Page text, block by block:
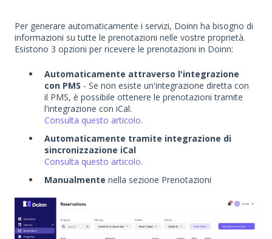
Per generare automaticamente i servizi, Doinn ha bisogno di
informazioni su tutte le prenotazioni nelle vostre proprietà.
Esistono 3 opzioni per ricevere le prenotazioni in Doinn:
Automaticamente attraverso l'integrazione
con PMS - Se non esiste un'integrazione diretta con
il PMS, è possibile ottenere le prenotazioni tramite
l'integrazione con iCal.
Consulta questo articolo.
Automaticamente tramite integrazione di
sincronizzazione iCal
Consulta questo articolo.
Manualmente nella sezione Prenotazioni